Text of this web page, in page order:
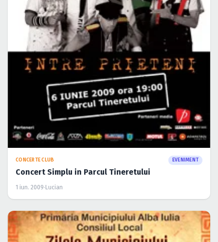
CONCERTE CLUB EVENIMENT
Concert Simplu in Parcul Tineretului
1 iun. 2009· Lucian